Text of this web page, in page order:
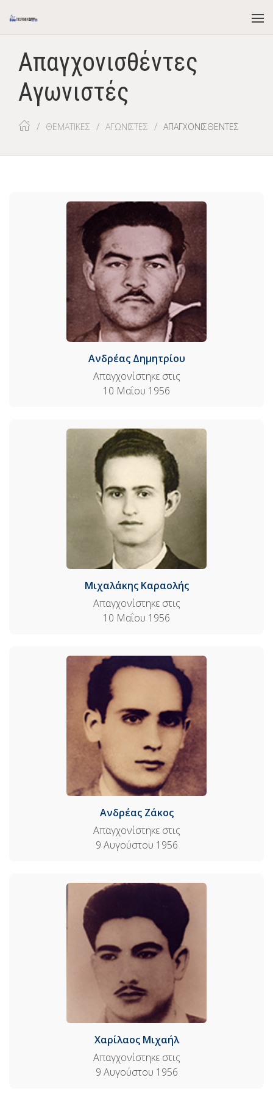
Απαγχονισθέντες
Αγωνιστές
ΘΕΜΑΤΙΚΕΣ ΑΓΩΝΙΣΤΕΣ ΑΠΑΓΧΟΝΙΣΘΕΝΤΕΣ
Ανδρέας Δημητρίου
Απαγχονίστηκε στις
10 Μαΐου 1956
Μιχαλάκης Καραολής
Απαγχονίστηκε στις
10 Μαΐου 1956
Ανδρέας Ζάκος
Απαγχονίστηκε στις
9 Αυγούστου 1956
Χαρίλαος Μιχαήλ
Απαγχονίστηκε στις
9 Αυγούστου 1956